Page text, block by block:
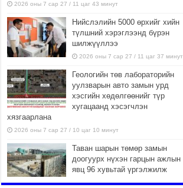
2026 оны 7 сар 27 / 11 цаг 43 минут
Нийслэлийн 5000 өрхийг хийн
түлшний хэрэглээнд бүрэн
шилжүүллээ
2026 оны 7 сар 27 / 11 цаг 37 минут
Геологийн төв лабораторийн
уулзварын авто замын урд
хэсгийн хөдөлгөөнийг түр
хугацаанд хэсэгчлэн
хязгаарлана
2026 оны 7 сар 27 / 10 цаг 10 минут
Таван шарын төмөр замын
доогуурх нүхэн гарцын ажлын
явц 96 хувьтай үргэлжилж